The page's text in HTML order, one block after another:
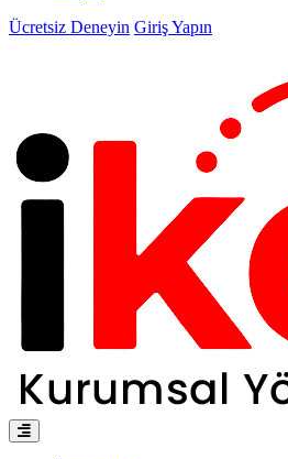
Ücretsiz Deneyin Giriş Yapın